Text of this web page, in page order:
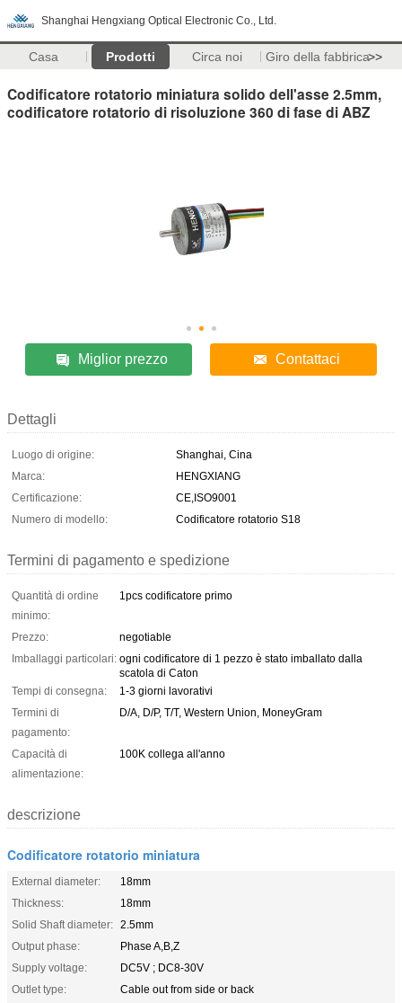
Shanghai Hengxiang Optical Electronic Co., Ltd.
Casa Prodotti Circa noi Giro della fabbrica>>
Codificatore rotatorio miniatura solido dell'asse 2.5mm,
codificatore rotatorio di risoluzione 360 di fase di ABZ
Miglior prezzo Contattaci
Dettagli
Luogo di origine:
Shanghai, Cina
Marca:
HENGXIANG
Certificazione:
CE,ISO9001
Numero di modello:
Codificatore rotatorio S18
Termini di pagamento e spedizione
Quantità di ordine
minimo:
1pcs codificatore primo
Prezzo:
negotiable
Imballaggi particolari: ogni codificatore di 1 pezzo è stato imballato dalla
scatola di Caton
Tempi di consegna:
1-3 giorni lavorativi
Termini di
pagamento:
D/A, D/P, T/T, Western Union, MoneyGram
Capacità di
alimentazione:
100K collega all'anno
descrizione
Codificatore rotatorio miniatura
External diameter:
18mm
Thickness:
18mm
Solid Shaft diameter: 2.5mm
Output phase:
Phase A,B,Z
Supply voltage:
DC5V ; DC8-30V
Outlet type:
Cable out from side or back